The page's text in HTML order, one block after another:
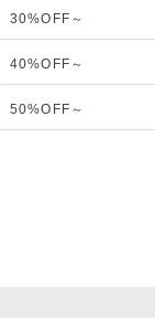
30%OFF～
40%OFF～
50%OFF～